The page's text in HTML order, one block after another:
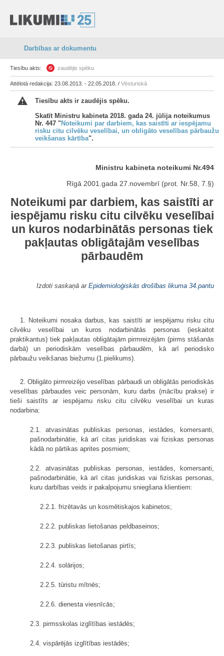
Darbības ar dokumentu
Tiesību akts: zaudējis spēku
Attēlotā redakcija: 23.08.2013. - 22.05.2018. / Vēsturiskā
Tiesību akts ir zaudējis spēku.
Skatīt Ministru kabineta 2018. gada 24. jūlija noteikumus
Nr. 447 "Noteikumi par darbiem, kas saistīti ar iespējamu
risku citu cilvēku veselībai, un obligāto veselības pārbaužu
veikšanas kārtība".
Ministru kabineta noteikumi Nr.494
Rīgā 2001.gada 27.novembrī (prot. Nr.58, 7.§)
Noteikumi par darbiem, kas saistīti ar
iespējamu risku citu cilvēku veselībai
un kuros nodarbinātās personas tiek
pakļautas obligātajām veselības
pārbaudēm
Izdoti saskaņā ar Epidemioloģiskās drošības likuma 34.pantu
1. Noteikumi nosaka darbus, kas saistīti ar iespējamu risku citu
cilvēku veselībai un kuros nodarbinātās personas (ieskaitot
praktikantus) tiek pakļautas obligātajām pirmreizējām (pirms stāšanās
darbā) un periodiskām veselības pārbaudēm, kā arī periodisko
pārbaužu veikšanas biežumu (1.pielikums).
2. Obligāto pirmreizējo veselības pārbaudi un obligātās periodiskās
veselības pārbaudes veic personām, kuru darbs (mācību prakse) ir
tieši saistīts ar iespējamu risku citu cilvēku veselībai un kuras
nodarbina:
2.1. atvasinātas publiskas personas, iestādes, komersanti,
pašnodarbinātie, kā arī citas juridiskas vai fiziskas personas
kādā no pārtikas aprites posmiem;
2.2. atvasinātas publiskas personas, iestādes, komersanti,
pašnodarbinātie, kā arī citas juridiskas vai fiziskas personas,
kuru darbības veids ir pakalpojumu sniegšana klientiem:
2.2.1. frizētavās un kosmētiskajos kabinetos;
2.2.2. publiskas lietošanas peldbaseinos;
2.2.3. publiskas lietošanas pirtīs;
2.2.4. solārijos;
2.2.5. tūristu mītnēs;
2.2.6. dienesta viesnīcās;
2.3. pirmsskolas izglītības iestādēs;
2.4. vispārējās izglītības iestādēs;